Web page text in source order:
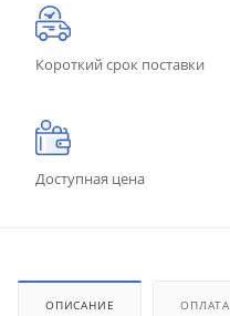
Короткий срок поставки
Доступная цена
ОПИСАНИЕ ОПЛАТА